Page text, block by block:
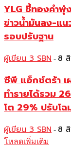
YLG ชี้ทองคำพุ่
ข่าวน้ำมันลง-แน
รอบปรับฐาน
ผู้เขียน 3 SBN - 8
ซีพี แอ็กซ์ตร้า เ
ทำรายได้รวม
โต 29% ปรับโฉ
ผู้เขียน 3 SBN - 8
โหลดเพิ่มเติม